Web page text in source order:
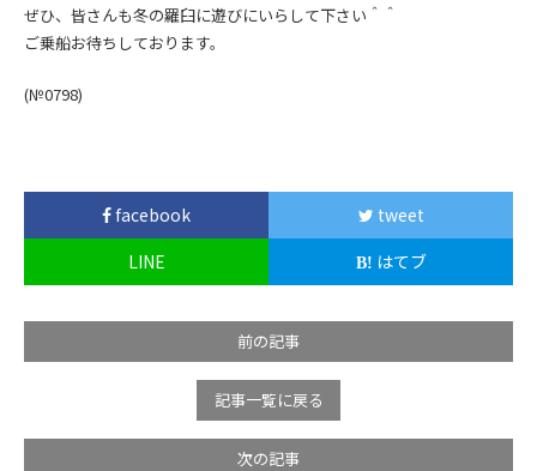
ぜひ、皆さんも冬の羅臼に遊びにいらして下さい＾＾
ご乗船お待ちしております。
(№0798)
facebook
tweet
LINE
はてブ
前の記事
記事一覧に戻る
次の記事